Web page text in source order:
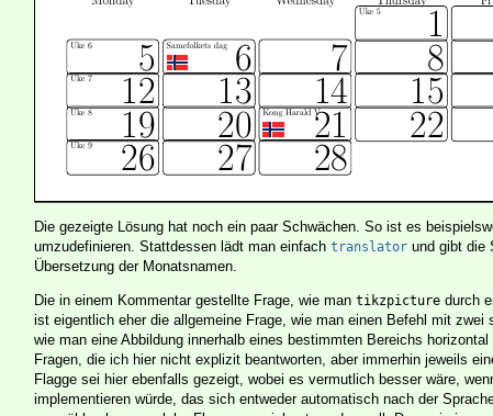
Die gezeigte Lösung hat noch ein paar Schwächen. So ist es
umzudefinieren. Stattdessen lädt man einfach translator und gibt die
Übersetzung der Monatsnamen.
Die in einem Kommentar gestellte Frage, wie man tikzpicture durch
ist eigentlich eher die allgemeine Frage, wie man einen Befehl mit zwei
wie man eine Abbildung innerhalb eines bestimmten Bereichs
Fragen, die ich hier nicht explizit beantworten, aber immerhin jeweils
Flagge sei hier ebenfalls gezeigt, wobei es vermutlich besser wäre,
implementieren würde, das sich entweder automatisch nach der